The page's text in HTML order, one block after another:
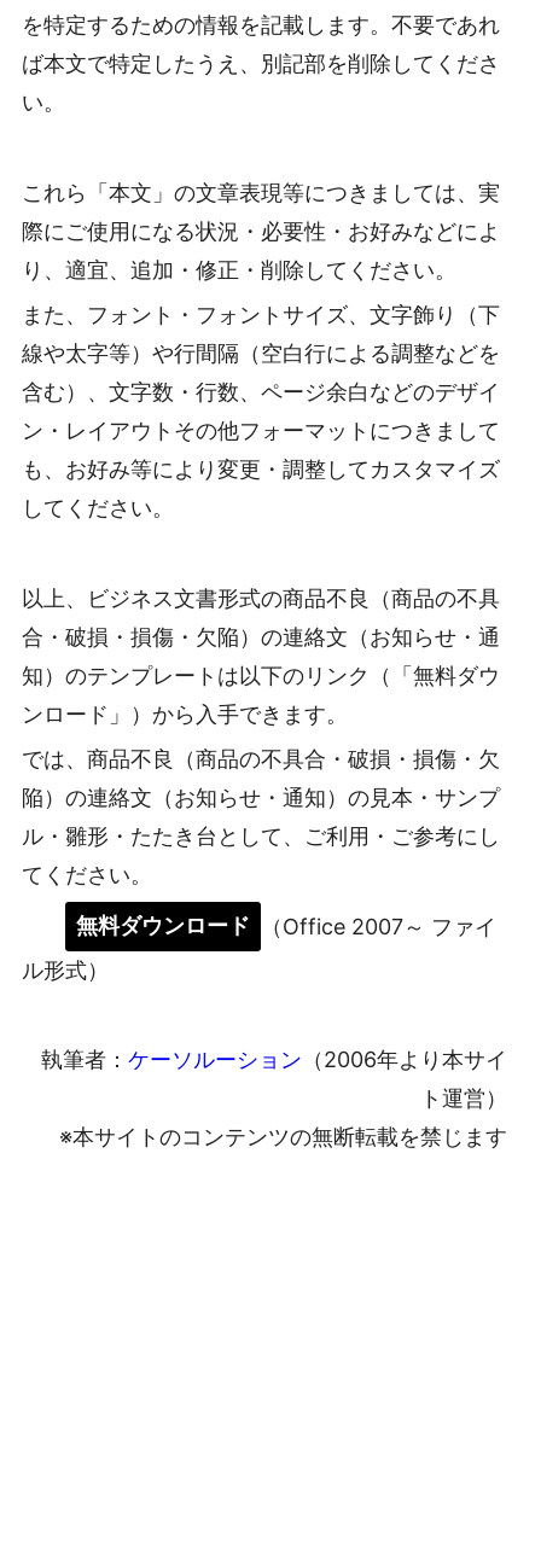
を特定するための情報を記載します。不要であれ
ば本文で特定したうえ、別記部を削除してくださ
い。
これら「本文」の文章表現等につきましては、実
際にご使用になる状況・必要性・お好みなどによ
り、適宜、追加・修正・削除してください。
また、フォント・フォントサイズ、文字飾り（下
線や太字等）や行間隔（空白行による調整などを
含む）、文字数・行数、ページ余白などのデザイ
ン・レイアウトその他フォーマットにつきまして
も、お好み等により変更・調整してカスタマイズ
してください。
以上、ビジネス文書形式の商品不良（商品の不具
合・破損・損傷・欠陥）の連絡文（お知らせ・通
知）のテンプレートは以下のリンク（「無料ダウ
ンロード」）から入手できます。
では、商品不良（商品の不具合・破損・損傷・欠
陥）の連絡文（お知らせ・通知）の見本・サンプ
ル・雛形・たたき台として、ご利用・ご参考にし
てください。
無料ダウンロード
（Office 2007～ ファイ
ル形式）
執筆者： ケーソルーション （2006年より本サイ
ト運営）
※本サイトのコンテンツの無断転載を禁じます